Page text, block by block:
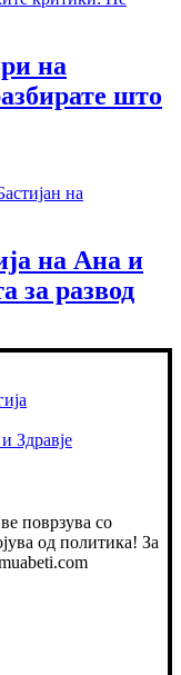
на
што
на Ана и
за развод
Здравје
поврзува со
од политика! За